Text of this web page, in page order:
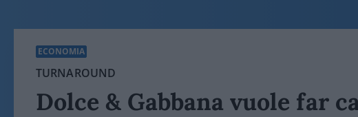
ECONOMIA
TURNAROUND
Dolce & Gabbana vuole far